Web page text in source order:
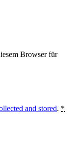
Browser für
and stored. *